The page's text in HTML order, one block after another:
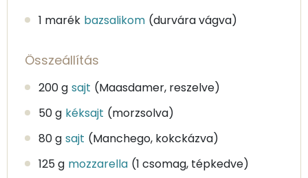
1 marék bazsalikom (durvára vágva)
Összeállítás
200 g sajt (Maasdamer, reszelve)
50 g kéksajt (morzsolva)
80 g sajt (Manchego, kokckázva)
125 g mozzarella (1 csomag, tépkedve)